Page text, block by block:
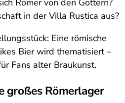
Römer von den Göttern?
in der Villa Rustica aus?
Eine römische
Bier wird thematisiert –
Fans alter Braukunst.
großes Römerlager